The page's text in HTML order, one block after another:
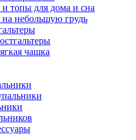
и топы для дома и сна
на небольшую грудь
чашка